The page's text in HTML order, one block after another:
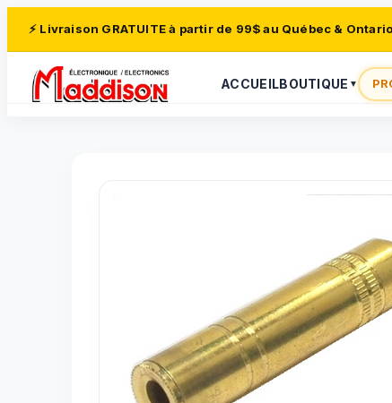
⚡ Livraison GRATUITE à partir de 99$ au Québec &
ACCUEILBOUTIQUE ▼